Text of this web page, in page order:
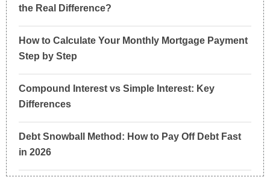
the Real Difference?
How to Calculate Your Monthly Mortgage Payment
Step by Step
Compound Interest vs Simple Interest: Key
Differences
Debt Snowball Method: How to Pay Off Debt Fast
in 2026